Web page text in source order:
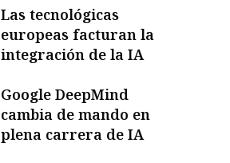
Las tecnológicas
europeas facturan la
integración de la IA
Google DeepMind
cambia de mando en
plena carrera de IA